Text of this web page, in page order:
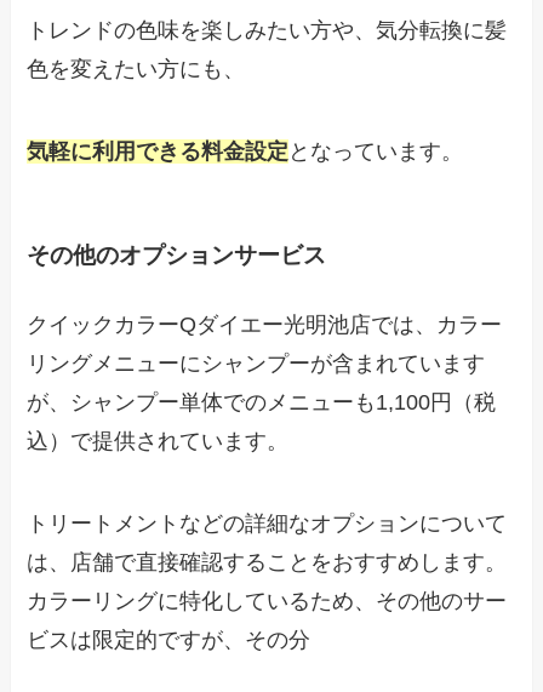
トレンドの色味を楽しみたい方や、気分転換に髪
色を変えたい方にも、
気軽に利用できる料金設定 となっています。
その他のオプションサービス
クイックカラーQダイエー光明池店では、カラー
リングメニューにシャンプーが含まれています
が、シャンプー単体でのメニューも1,100円（税
込）で提供されています。
トリートメントなどの詳細なオプションについて
は、店舗で直接確認することをおすすめします。
カラーリングに特化しているため、その他のサー
ビスは限定的ですが、その分